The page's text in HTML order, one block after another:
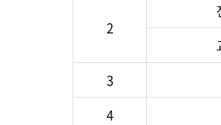
2
3
4